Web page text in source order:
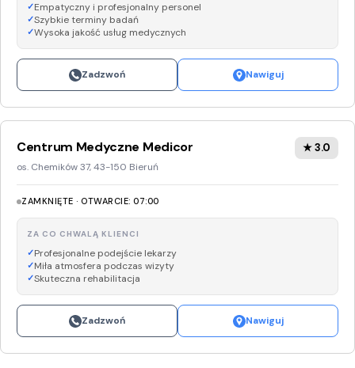
Empatyczny i profesjonalny personel
Szybkie terminy badań
Wysoka jakość usług medycznych
Zadzwoń Nawiguj
Centrum Medyczne Medicor
os. Chemików 37, 43-150 Bieruń
★ 3.0
ZAMKNIĘTE · OTWARCIE: 07:00
ZA CO CHWALĄ KLIENCI
Profesjonalne podejście lekarzy
Miła atmosfera podczas wizyty
Skuteczna rehabilitacja
Zadzwoń Nawiguj